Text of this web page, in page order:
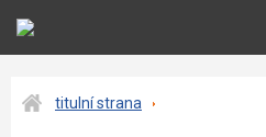
titulní strana